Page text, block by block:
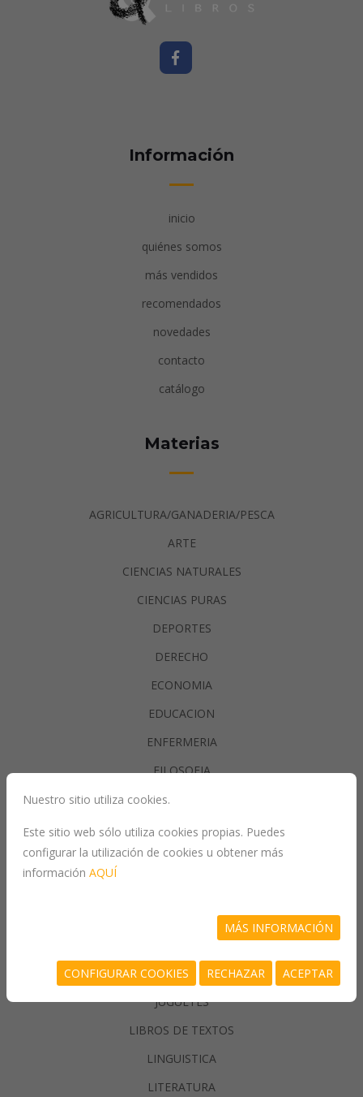
Información
inicio
quiénes somos
más vendidos
recomendados
novedades
contacto
catálogo
Materias
AGRICULTURA/GANADERIA/PESCA
ARTE
CIENCIAS NATURALES
CIENCIAS PURAS
DEPORTES
DERECHO
ECONOMIA
EDUCACION
ENFERMERIA
FILOSOFIA
GASTRONOMIA
GENERALIDADES
INFORMATICA
JUEGOS/PASATIEMPOS
JUGUETES
LIBROS DE TEXTOS
LINGUISTICA
LITERATURA
Nuestro sitio utiliza cookies.
Este sitio web sólo utiliza cookies propias. Puedes
configurar la utilización de cookies u obtener más
información AQUÍ
MÁS INFORMACIÓN
CONFIGURAR COOKIES RECHAZAR ACEPTAR